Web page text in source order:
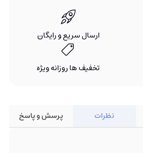
ارسال سریع و رایگان
تخفیف ها روزانه ویژه
نظرات پرسش و پاسخ